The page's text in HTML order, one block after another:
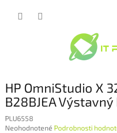
HP OmniStudio X
B28BJEA Výstavný
PLU6558
Priemerné
Neohodnotené Podrobnosti